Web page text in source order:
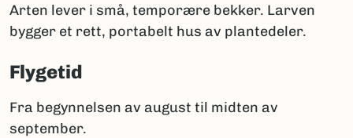
Arten lever i små, temporære bekker. Larven
bygger et rett, portabelt hus av plantedeler.
Flygetid
Fra begynnelsen av august til midten av
september.